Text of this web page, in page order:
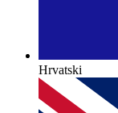
Hrvatski